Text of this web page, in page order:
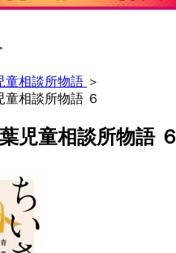
童相談所物語 ＞
相談所物語 ６
児童相談所物語 ６